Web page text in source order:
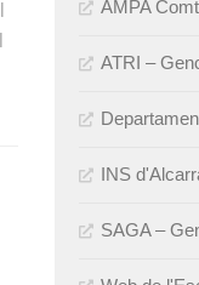
AMPA
ATRI –
INS
SAGA –